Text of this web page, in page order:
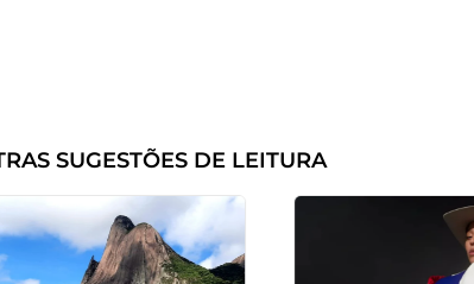
SUGESTÕES DE LEITURA